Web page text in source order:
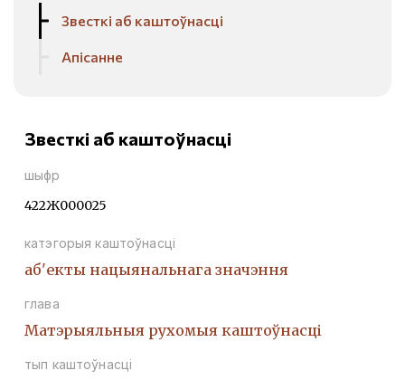
Звесткі аб каштоўнасці
Апісанне
Звесткі аб каштоўнасці
шыфр
422Ж000025
катэгорыя каштоўнасці
аб'екты нацыянальнага значэння
глава
Матэрыяльныя рухомыя каштоўнасці
тып каштоўнасці